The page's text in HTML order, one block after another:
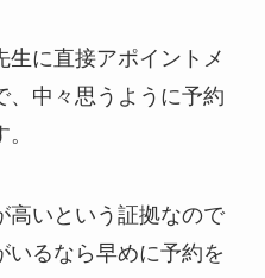
生に直接アポイントメ
、中々思うように予約
高いという証拠なので
いるなら早めに予約を